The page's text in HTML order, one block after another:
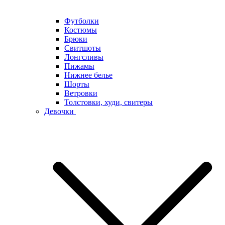
Футболки
Костюмы
Брюки
Свитшоты
Лонгсливы
Пижамы
Нижнее белье
Шорты
Ветровки
Толстовки, худи, свитеры
Девочки